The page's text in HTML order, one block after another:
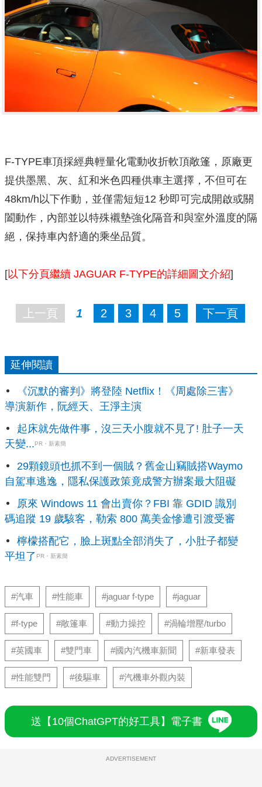
F-TYPE車頂採經典輕量化電動收折軟頂敞篷，原廠更
提供墨黑、灰、紅和米色四種供車主選擇，不但可在
48km/h以下作動，並僅需短短12 秒即可完成開啟或關
闔動作，內部並以特殊襯墊強化隔音和與室外溫度的隔
絕，保持車內舒適的乘坐品質。
[以下分頁繼續 JAGUAR F-TYPE的詳細圖文介紹]
上一頁 1 2 3 4 5 下一頁
延伸閱讀
《沉默的審判》將登陸 Netflix！《周處除三害》
導演新作，阮經天、王淨主演
起床就先做件事，沒三天小腹就不見了! 肚子一天
天變...PR・新素簡
29顆鏡頭也抓不到一個賊？舊金山竊賊搭Waymo
自駕車逃逸，隱私保護政策竟成警方辦案最大阻礙
原來 Windows 11 會出賣你？FBI 靠 GDID 識別
碼追蹤 19 歲駭客，勒索 800 萬美金慘遭引渡受審
檸檬搭配它，臉上斑點全部消失了，小肚子都變
平坦了 PR・新素簡
#汽車 #性能車 #jaguar f-type #jaguar
#f-type #敞篷車 #動力操控 #渦輪增壓/turbo
#英國車 #雙門車 #國內汽機車新聞 #新車發表
#性能雙門 #後驅車 #汽機車外觀內裝
送【10個ChatGPT的好工具】電子書
ADVERTISEMENT